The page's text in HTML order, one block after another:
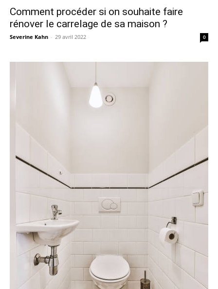
Comment procéder si on souhaite faire
rénover le carrelage de sa maison ?
Severine Kahn - 29 avril 2022 0